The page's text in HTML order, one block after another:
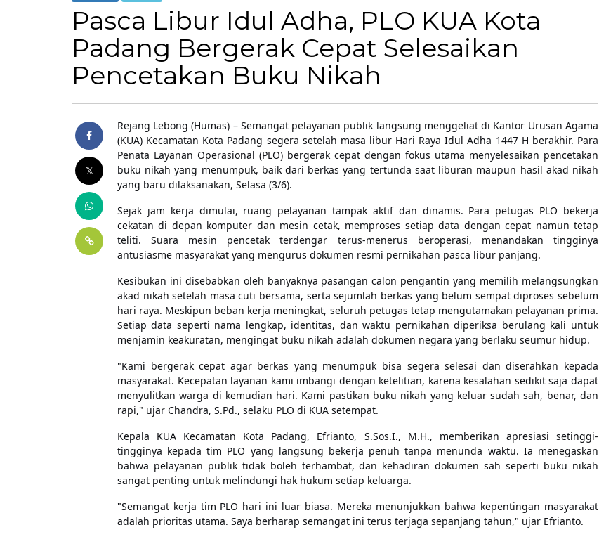
Pasca Libur Idul Adha, PLO KUA Kota
Padang Bergerak Cepat Selesaikan
Pencetakan Buku Nikah
Rejang Lebong (Humas) – Semangat pelayanan publik langsung menggeliat di Kantor Urusan Agama
(KUA) Kecamatan Kota Padang segera setelah masa libur Hari Raya Idul Adha 1447 H berakhir. Para
Penata Layanan Operasional (PLO) bergerak cepat dengan fokus utama menyelesaikan pencetakan
buku nikah yang menumpuk, baik dari berkas yang tertunda saat liburan maupun hasil akad nikah
yang baru dilaksanakan, Selasa (3/6).
Sejak jam kerja dimulai, ruang pelayanan tampak aktif dan dinamis. Para petugas PLO bekerja
cekatan di depan komputer dan mesin cetak, memproses setiap data dengan cepat namun tetap
teliti. Suara mesin pencetak terdengar terus-menerus beroperasi, menandakan tingginya
antusiasme masyarakat yang mengurus dokumen resmi pernikahan pasca libur panjang.
Kesibukan ini disebabkan oleh banyaknya pasangan calon pengantin yang memilih melangsungkan
akad nikah setelah masa cuti bersama, serta sejumlah berkas yang belum sempat diproses sebelum
hari raya. Meskipun beban kerja meningkat, seluruh petugas tetap mengutamakan pelayanan prima.
Setiap data seperti nama lengkap, identitas, dan waktu pernikahan diperiksa berulang kali untuk
menjamin keakuratan, mengingat buku nikah adalah dokumen negara yang berlaku seumur hidup.
"Kami bergerak cepat agar berkas yang menumpuk bisa segera selesai dan diserahkan kepada
masyarakat. Kecepatan layanan kami imbangi dengan ketelitian, karena kesalahan sedikit saja dapat
menyulitkan warga di kemudian hari. Kami pastikan buku nikah yang keluar sudah sah, benar, dan
rapi," ujar Chandra, S.Pd., selaku PLO di KUA setempat.
Kepala KUA Kecamatan Kota Padang, Efrianto, S.Sos.I., M.H., memberikan apresiasi setinggi-
tingginya kepada tim PLO yang langsung bekerja penuh tanpa menunda waktu. Ia menegaskan
bahwa pelayanan publik tidak boleh terhambat, dan kehadiran dokumen sah seperti buku nikah
sangat penting untuk melindungi hak hukum setiap keluarga.
"Semangat kerja tim PLO hari ini luar biasa. Mereka menunjukkan bahwa kepentingan masyarakat
adalah prioritas utama. Saya berharap semangat ini terus terjaga sepanjang tahun," ujar Efrianto.